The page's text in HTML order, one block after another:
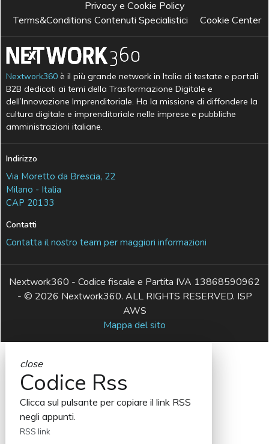
Privacy e Cookie Policy
Terms&Conditions Contenuti Specialistici
Cookie Center
Nextwork360 è il più grande network in Italia di testate e portali
B2B dedicati ai temi della Trasformazione Digitale e
dell’Innovazione Imprenditoriale. Ha la missione di diffondere la
cultura digitale e imprenditoriale nelle imprese e pubbliche
amministrazioni italiane.
Indirizzo
Via Moretto da Brescia, 22
Milano - Italia
CAP 20133
Contatti
Contatta il nostro team per maggiori informazioni
Nextwork360 - Codice fiscale e Partita IVA 13868590962
- © 2026 Nextwork360. ALL RIGHTS RESERVED. ISP
AWS
Mappa del sito
close
Codice Rss
Clicca sul pulsante per copiare il link RSS
negli appunti.
RSS link